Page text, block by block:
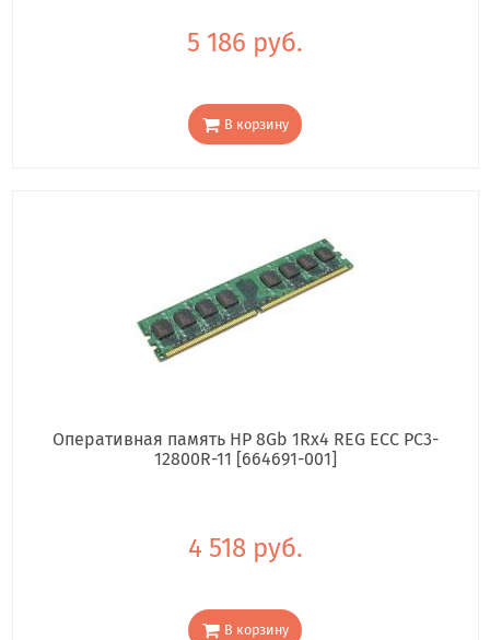
5 186 руб.
В корзину
Оперативная память HP 8Gb 1Rx4 REG ECC PC3-
12800R-11 [664691-001]
4 518 руб.
В корзину